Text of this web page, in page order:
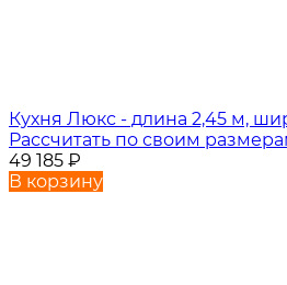
Кухня Люкс - длина 2,45 м,
Рассчитать по своим
49 185 ₽
В корзину